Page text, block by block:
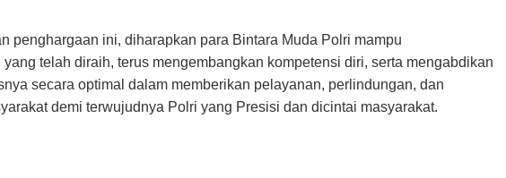
penghargaan ini, diharapkan para Bintara Muda Polri mampu
telah diraih, terus mengembangkan kompetensi diri, serta mengabdikan
secara optimal dalam memberikan pelayanan, perlindungan, dan
demi terwujudnya Polri yang Presisi dan dicintai masyarakat.